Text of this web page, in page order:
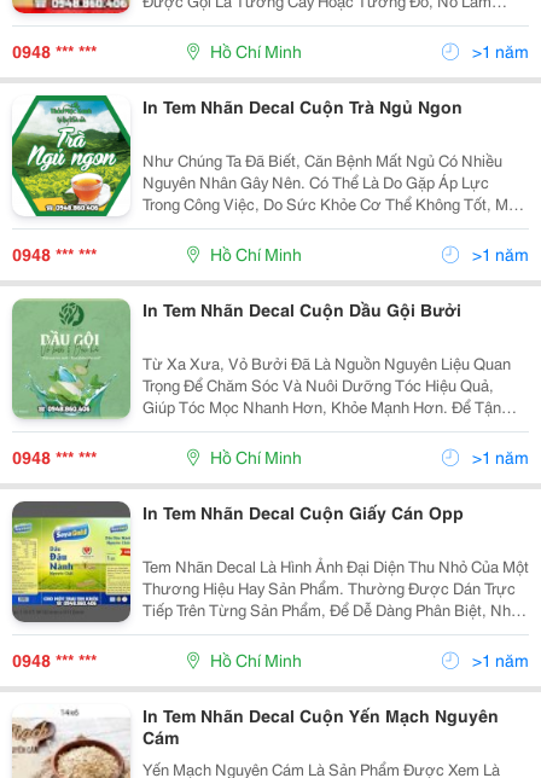
Tăng Thêm Hương Vị Cho Các Món Ăn Ngày Thường
Của Bạn. Đối Với Những Người Yêu Thích Vị Cay,
Tương Ớt...
0948 *** *** Hồ Chí Minh >1 năm
In Tem Nhãn Decal Cuộn Trà Ngủ Ngon
Như Chúng Ta Đã Biết, Căn Bệnh Mất Ngủ Có Nhiều
Nguyên Nhân Gây Nên. Có Thể Là Do Gặp Áp Lực
Trong Công Việc, Do Sức Khỏe Cơ Thể Không Tốt, Một
Số Tác Động Từ Bên Ngoài Như Tiếng Ồn, Nệm Hoặc
Gối Nằm Không Phù Hợp Gây Đau Nhức,&Hellip; Tác
Hại Của...
0948 *** *** Hồ Chí Minh >1 năm
In Tem Nhãn Decal Cuộn Dầu Gội Bưởi
Từ Xa Xưa, Vỏ Bưởi Đã Là Nguồn Nguyên Liệu Quan
Trọng Để Chăm Sóc Và Nuôi Dưỡng Tóc Hiệu Quả,
Giúp Tóc Mọc Nhanh Hơn, Khỏe Mạnh Hơn. Để Tận
Dụng Ưu Điểm Đó, Nhiều Thương Hiệu Đã Nghiên Cứu
Và Sản Xuất Các Dòng Dầu Gội Bưởi Của Riêng Mình.
Đối Với...
0948 *** *** Hồ Chí Minh >1 năm
In Tem Nhãn Decal Cuộn Giấy Cán Opp
Tem Nhãn Decal Là Hình Ảnh Đại Diện Thu Nhỏ Của Một
Thương Hiệu Hay Sản Phẩm. Thường Được Dán Trực
Tiếp Trên Từng Sản Phẩm, Để Dễ Dàng Phân Biệt, Nhận
Diện Được Hàng Hóa. Màng Opp (Oriented
Polypropylene) Là Loại Màng Được Sản Xuất Từ Hạt
Nhựa Pp,...
0948 *** *** Hồ Chí Minh >1 năm
In Tem Nhãn Decal Cuộn Yến Mạch Nguyên
Cám
Yến Mạch Nguyên Cám Là Sản Phẩm Được Xem Là